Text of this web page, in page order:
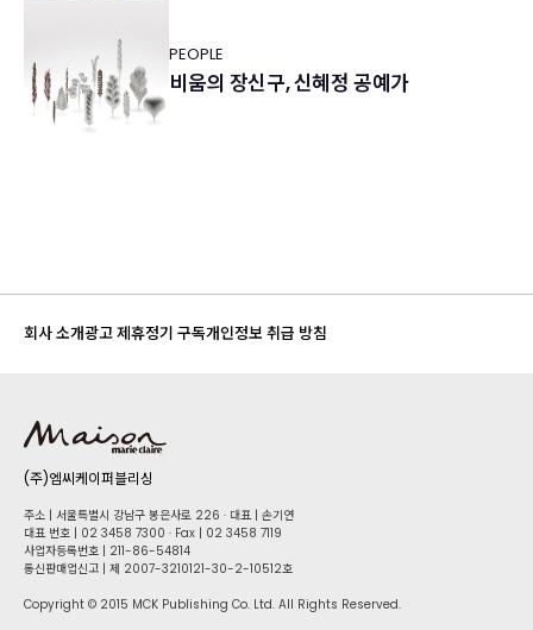
PEOPLE
비움의 장신구, 신혜정 공예가
회사 소개광고 제휴정기 구독개인정보 취급 방침
(주)엠씨케이퍼블리싱
주소 | 서울특별시 강남구 봉은사로 226 · 대표 | 손기연
대표 번호 | 02 34​58 7300 · Fax | 02 34​58 7119
사업자등록번호 | 211-86-5​4814
통신판매업신고 | 제 2007-3210121-30-2-10512호
Copyright © 2015 MCK Publishing Co. Ltd. All Rights Reserved.